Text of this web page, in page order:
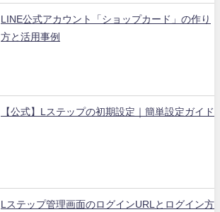
LINE公式アカウント「ショップカード」の作り
方と活用事例
【公式】Lステップの初期設定｜簡単設定ガイド
Lステップ管理画面のログインURLとログイン方